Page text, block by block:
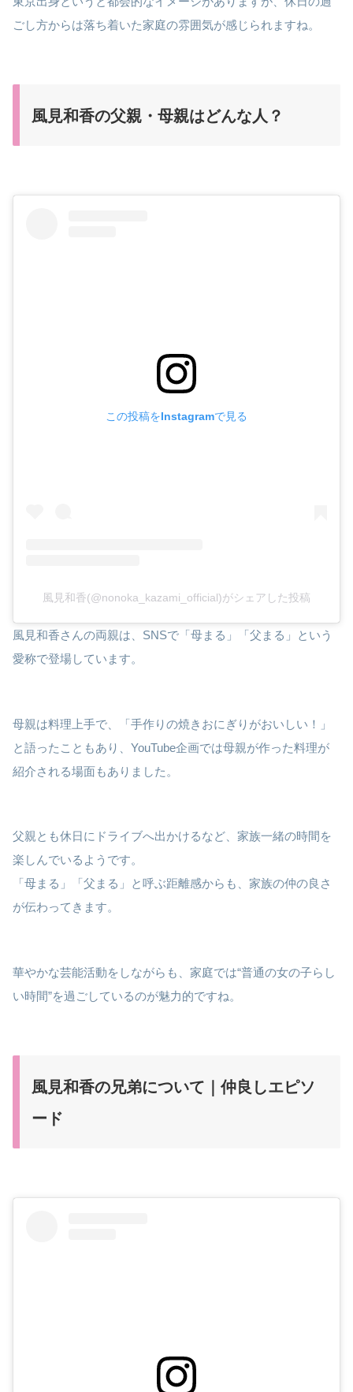
ごし方からは落ち着いた家庭の雰囲気が感じられますね。
風見和香の父親・母親はどんな人？
この投稿をInstagramで見る
風見和香(@nonoka_kazami_official)がシェアした投稿
風見和香さんの両親は、SNSで「母まる」「父まる」という
愛称で登場しています。
母親は料理上手で、「手作りの焼きおにぎりがおいしい！」
と語ったこともあり、YouTube企画では母親が作った料理が
紹介される場面もありました。
父親とも休日にドライブへ出かけるなど、家族一緒の時間を
楽しんでいるようです。
「母まる」「父まる」と呼ぶ距離感からも、家族の仲の良さ
が伝わってきます。
華やかな芸能活動をしながらも、家庭では“普通の女の子らし
い時間”を過ごしているのが魅力的ですね。
風見和香の兄弟について｜仲良しエピソ
ード